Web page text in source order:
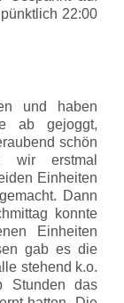
22:00
und haben
ab gejoggt,
schön
wir erstmal
Einheiten
Dann
konnte
Einheiten
gab es die
stehend k.o.
Stunden das